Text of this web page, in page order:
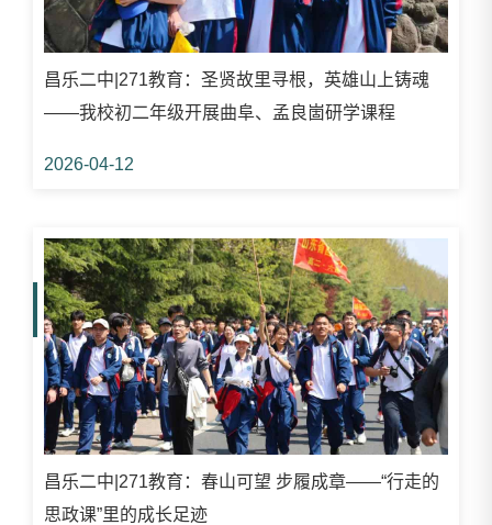
昌乐二中|271教育：圣贤故里寻根，英雄山上铸魂
——我校初二年级开展曲阜、孟良崮研学课程
2026-04-12
昌乐二中|271教育：春山可望 步履成章——“行走的
思政课”里的成长足迹